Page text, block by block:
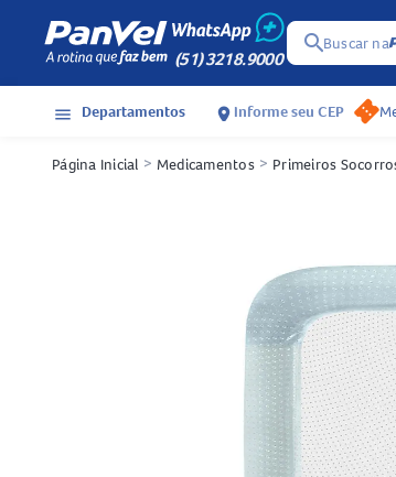
(51) 3218.9000
searchBuscar na
menu Departamentos location_on Informe seu CEP
Página Inicial > Medicamentos > Primeiros